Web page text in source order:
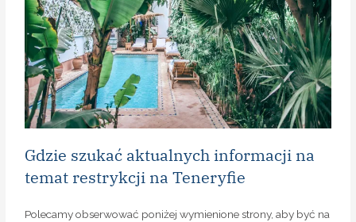
Gdzie szukać aktualnych informacji na
temat restrykcji na Teneryfie
Polecamy obserwować poniżej wymienione strony, aby być na